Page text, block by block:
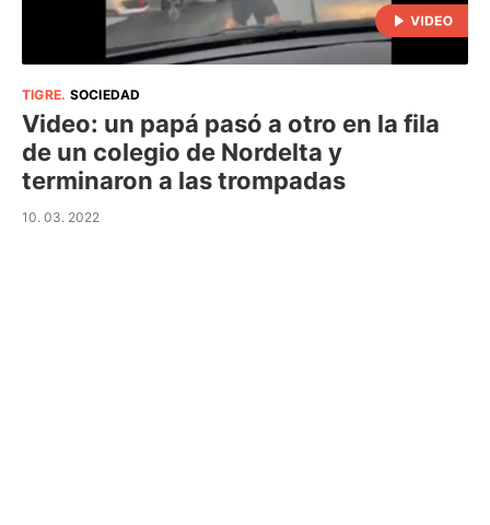
ELECCIONES 2023
TIGRE. SOCIEDAD
Video: un papá pasó a otro en la fila
de un colegio de Nordelta y
terminaron a las trompadas
10. 03. 2022